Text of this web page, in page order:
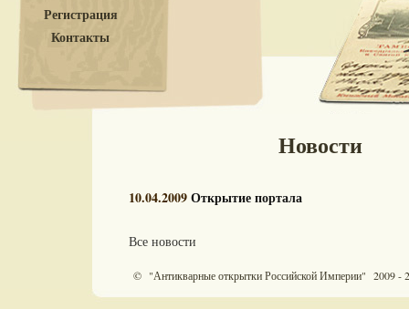
Регистрация
Контакты
Новости
10.04.2009Открытие портала
Все новости
© "Антикварные открытки Российской Империи" 2009 -